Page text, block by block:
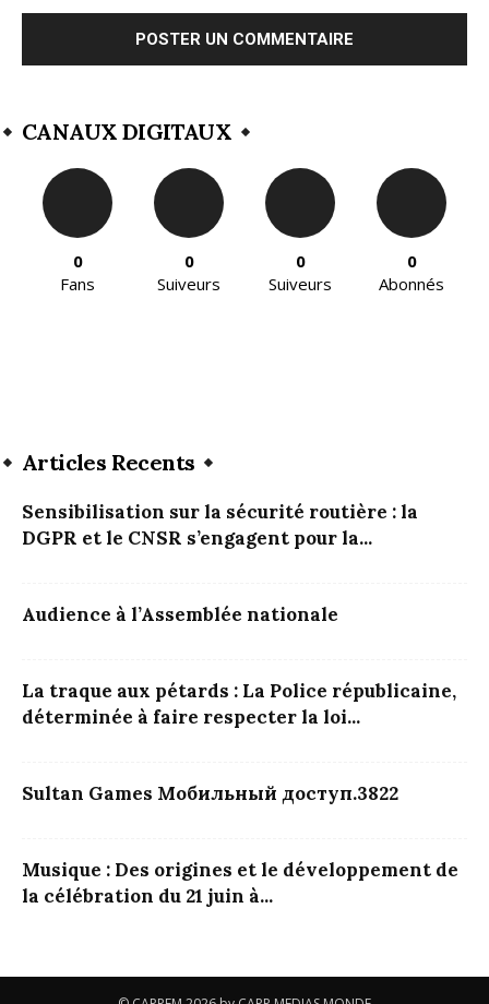
CANAUX DIGITAUX
0
Fans
0
Suiveurs
0
Suiveurs
0
Abonnés
Articles Recents
Sensibilisation sur la sécurité routière : la
DGPR et le CNSR s’engagent pour la...
Audience à l’Assemblée nationale
La traque aux pétards : La Police républicaine,
déterminée à faire respecter la loi...
Sultan Games Мобильный доступ.3822
Musique : Des origines et le développement de
la célébration du 21 juin à...